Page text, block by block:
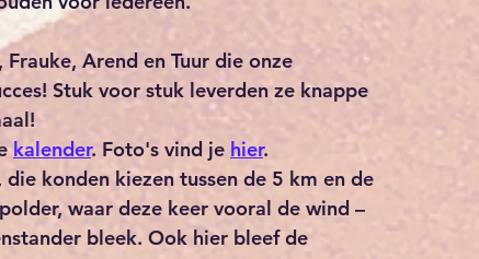
Arend en Tuur die onze
Stuk voor stuk leverden ze knappe
kalender. Foto's vind je hier.
konden kiezen tussen de 5 km en de
waar deze keer vooral de wind –
bleek. Ook hier bleef de